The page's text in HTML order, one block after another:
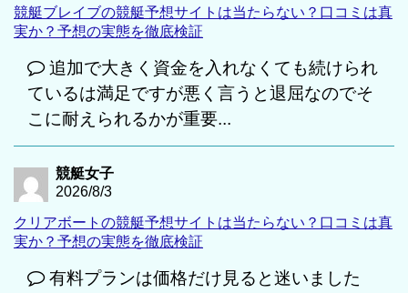
競艇ブレイブの競艇予想サイトは当たらない？口コミは真
実か？予想の実態を徹底検証
追加で大きく資金を入れなくても続けられ
ているは満足ですが悪く言うと退屈なのでそ
こに耐えられるかが重要...
競艇女子
2026/8/3
クリアボートの競艇予想サイトは当たらない？口コミは真
実か？予想の実態を徹底検証
有料プランは価格だけ見ると迷いました